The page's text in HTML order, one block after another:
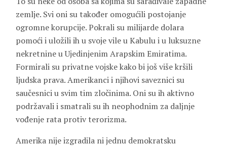
zemlje. Svi oni su također omogućili postojanje
ogromne korupcije. Pokrali su milijarde dolara
pomoći i uložili ih u svoje vile u Kabulu i u luksuzne
nekretnine u Ujedinjenim Arapskim Emiratima.
Formirali su privatne vojske kako bi još više kršili
ljudska prava. Amerikanci i njihovi saveznici su
saučesnici u svim tim zločinima. Oni su ih aktivno
podržavali i smatrali su ih neophodnim za daljnje
vođenje rata protiv terorizma.
Amerika nije izgradila ni jednu demokratsku